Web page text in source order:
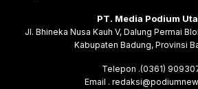
PT. Media Podium
Jl. Bhineka Nusa Kauh V, Dalung Permai
Kabupaten Badung, Provinsi
Telepon .(0361)
Email .